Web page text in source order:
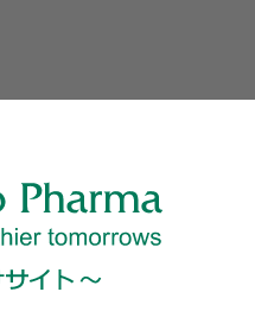
※印刷がうまくい